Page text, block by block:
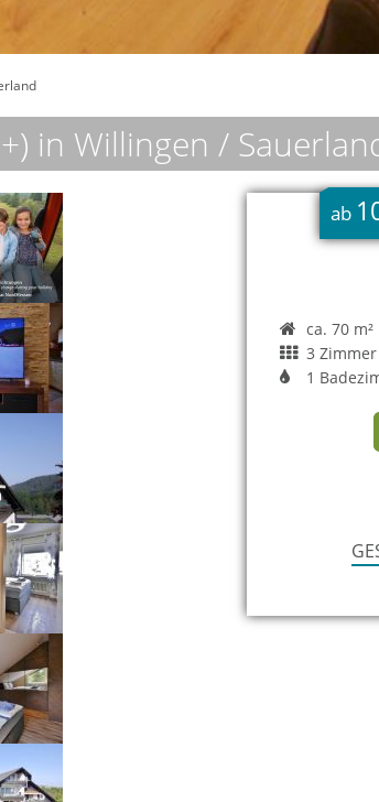
in Willingen /
ab
ca. 70 m²
3 Zimmer
1